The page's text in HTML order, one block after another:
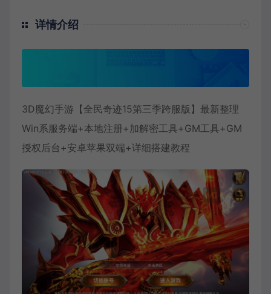
详情介绍
3D魔幻手游【全民奇迹15第三季跨服版】最新整理
Win系服务端+本地注册+加解密工具+GM工具+GM
授权后台+安卓苹果双端+详细搭建教程